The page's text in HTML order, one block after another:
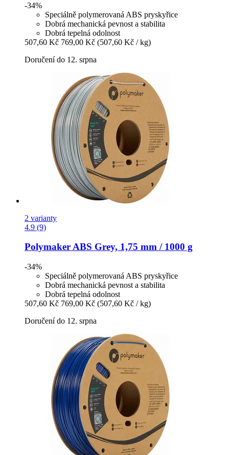
-34%
Speciálně polymerovaná ABS pryskyřice
Dobrá mechanická pevnost a stabilita
Dobrá tepelná odolnost
507,60 Kč 769,00 Kč (507,60 Kč / kg)
Doručení do 12. srpna
2 varianty
4.9 (9)
PolymakerABS Grey, 1,75 mm / 1000 g
-34%
Speciálně polymerovaná ABS pryskyřice
Dobrá mechanická pevnost a stabilita
Dobrá tepelná odolnost
507,60 Kč 769,00 Kč (507,60 Kč / kg)
Doručení do 12. srpna